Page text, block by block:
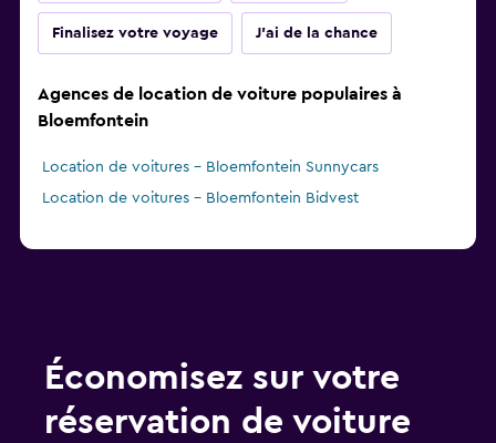
Finalisez votre voyage J'ai de la chance
Agences de location de voiture populaires à
Bloemfontein
Location de voitures - Bloemfontein Sunnycars
Location de voitures - Bloemfontein Bidvest
Économisez sur votre
réservation de voiture